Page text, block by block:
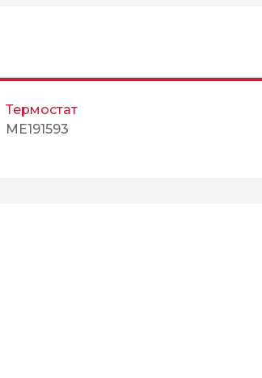
Термостат
ME191593